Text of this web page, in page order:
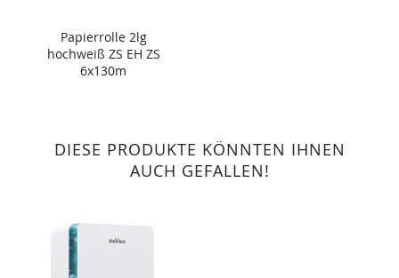
Papierrolle 2lg
hochweiß ZS EH ZS
6x130m
DIESE PRODUKTE KÖNNTEN IHNEN
AUCH GEFALLEN!